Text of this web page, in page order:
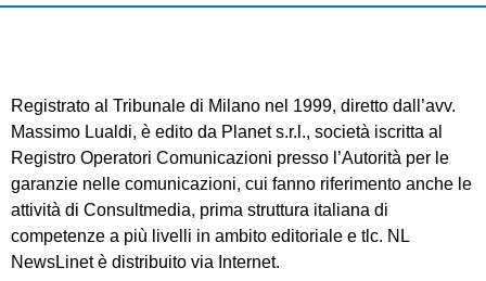
Registrato al Tribunale di Milano nel 1999, diretto dall’avv.
Massimo Lualdi, è edito da Planet s.r.l., società iscritta al
Registro Operatori Comunicazioni presso l’Autorità per le
garanzie nelle comunicazioni, cui fanno riferimento anche le
attività di Consultmedia, prima struttura italiana di
competenze a più livelli in ambito editoriale e tlc. NL
NewsLinet è distribuito via Internet.